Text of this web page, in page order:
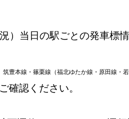
）当日の駅ごとの発車標
豊本線・篠栗線（福北ゆたか線・原田線・
確認ください。